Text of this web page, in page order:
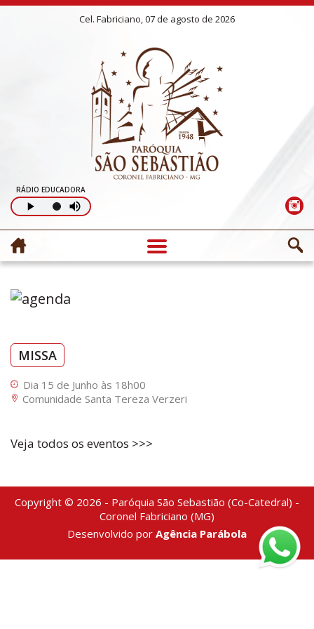
Cel. Fabriciano, 07 de agosto de 2026
RÁDIO EDUCADORA
MISSA
Dia 15 de Junho às 18h00
Comunidade Santa Tereza Verzeri
Veja todos os eventos >>>
Copyright © 2026 - Paróquia São Sebastião (Co-Catedral) -
Coronel Fabriciano (MG)
Desenvolvido por Agência Parábola